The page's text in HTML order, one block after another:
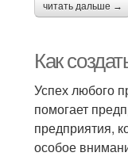
читать дальше →
Как
Успех любого
помогает
предприятия,
особое